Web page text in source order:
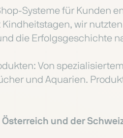
Systeme für Kunden
wir
die Erfolgsgeschichte
Von
und Aquarien.
und der